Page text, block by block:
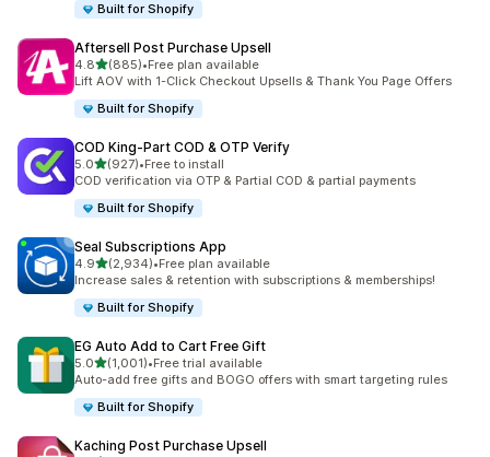
Built for Shopify
Aftersell Post Purchase Upsell
4.85つ星中
(885)
合計レビュー数：885件
•Free plan available
Lift AOV with 1-Click Checkout Upsells & Thank You Page Offers
Built for Shopify
COD King‑Part COD & OTP Verify
5.05つ星中
(927)
合計レビュー数：927件
•Free to install
COD verification via OTP & Partial COD & partial payments
Built for Shopify
Seal Subscriptions App
4.95つ星中
(2,934)
合計レビュー数：2934件
•Free plan available
Increase sales & retention with subscriptions & memberships!
Built for Shopify
EG Auto Add to Cart Free Gift
5.05つ星中
(1,001)
合計レビュー数：1001件
•Free trial available
Auto-add free gifts and BOGO offers with smart targeting rules
Built for Shopify
Kaching Post Purchase Upsell